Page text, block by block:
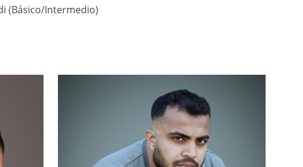
(Básico/Intermedio)